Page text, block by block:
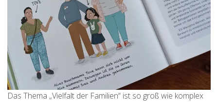
Das Thema „Vielfalt der Familien“ ist so groß wie komplex